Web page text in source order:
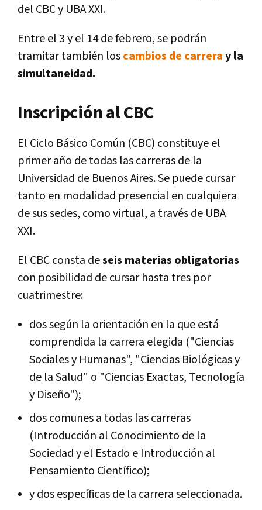
del CBC y UBA XXI.
Entre el 3 y el 14 de febrero, se podrán
tramitar también loscambios de carreray la
simultaneidad.
Inscripción al CBC
El Ciclo Básico Común (CBC) constituye el
primer año de todas las carreras de la
Universidad de Buenos Aires. Se puede cursar
tanto en modalidad presencial en cualquiera
de sus sedes, como virtual, a través de UBA
XXI.
El CBC consta deseis materias obligatorias
con posibilidad de cursar hasta tres por
cuatrimestre:
dos según la orientación en la que está
comprendida la carrera elegida ("Ciencias
Sociales y Humanas", "Ciencias Biológicas y
de la Salud" o "Ciencias Exactas, Tecnología
y Diseño");
dos comunes a todas las carreras
(Introducción al Conocimiento de la
Sociedad y el Estado e Introducción al
Pensamiento Científico);
y dos específicas de la carrera seleccionada.